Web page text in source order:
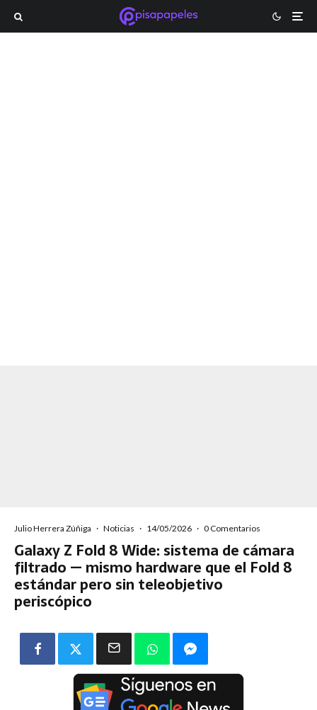
Julio Herrera Zúñiga · Noticias · 14/05/2026 · 0 Comentarios
Galaxy Z Fold 8 Wide: sistema de cámara
filtrado — mismo hardware que el Fold 8
estándar pero sin teleobjetivo
periscópico